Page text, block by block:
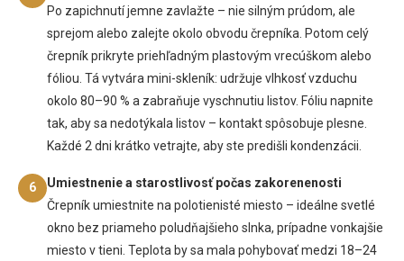
Po zapichnutí jemne zavlažte – nie silným prúdom, ale
sprejom alebo zalejte okolo obvodu črepníka. Potom celý
črepník prikryte priehľadným plastovým vrecúškom alebo
fóliou. Tá vytvára mini-skleník: udržuje vlhkosť vzduchu
okolo 80–90 % a zabraňuje vyschnutiu listov. Fóliu napnite
tak, aby sa nedotýkala listov – kontakt spôsobuje plesne.
Každé 2 dni krátko vetrajte, aby ste predišli kondenzácii.
6
Umiestnenie a starostlivosť počas zakorenenosti
Črepník umiestnite na polotienisté miesto – ideálne svetlé
okno bez priameho poludňajšieho slnka, prípadne vonkajšie
miesto v tieni. Teplota by sa mala pohybovať medzi 18–24